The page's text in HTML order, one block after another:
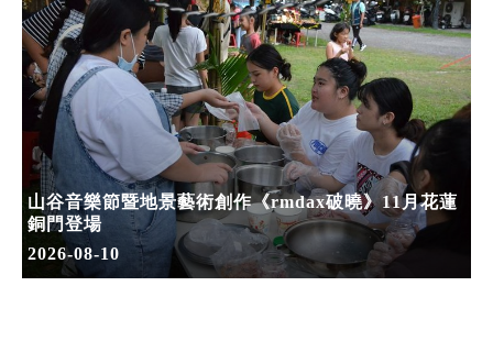
山谷音樂節暨地景藝術創作《rmdax破曉》11月花蓮
銅門登場
2026-08-10